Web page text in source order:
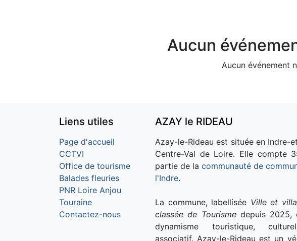
Aucun
Aucun événement
Liens utiles
Page d'accueil
CCTVI
Office de tourisme
Balades fleuries
PNR Loire Anjou
Touraine
Contactez-nous
AZAY le RIDEAU
Azay-le-Rideau est située en Indre-
Centre-Val de Loire. Elle compte
partie de la communauté de
l'Indre.
La commune, labellisée Ville et
classée de Tourismedepuis 2025,
dynamisme touristique,
associatif. Azay-le-Rideau est un